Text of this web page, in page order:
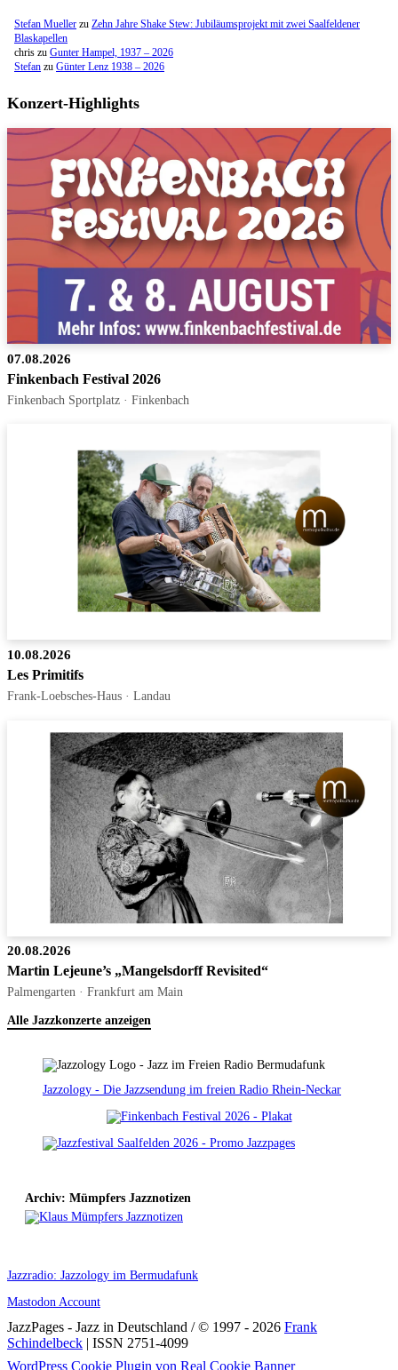
Stefan Mueller zu Zehn Jahre Shake Stew: Jubiläumsprojekt mit zwei Saalfeldener
Blaskapellen
chris zu Gunter Hampel, 1937 – 2026
Stefan zu Günter Lenz 1938 – 2026
Konzert-Highlights
07.08.2026
Finkenbach Festival 2026
Finkenbach Sportplatz · Finkenbach
10.08.2026
Les Primitifs
Frank-Loebsches-Haus · Landau
20.08.2026
Martin Lejeune’s „Mangelsdorff Revisited“
Palmengarten · Frankfurt am Main
Alle Jazzkonzerte anzeigen
Jazzology - Die Jazzsendung im freien Radio Rhein-Neckar
Archiv: Mümpfers Jazznotizen
Jazzradio: Jazzology im Bermudafunk
Mastodon Account
JazzPages - Jazz in Deutschland / © 1997 - 2026 Frank
Schindelbeck | ISSN 2751-4099
Scroll
WordPress Cookie Plugin von Real Cookie Banner